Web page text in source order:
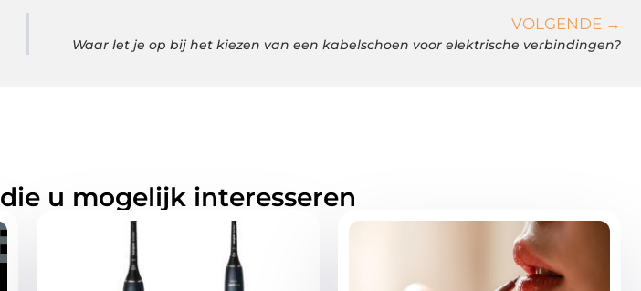
VOLGENDE →
Waar let je op bij het kiezen van een kabelschoen voor elektrische verbindingen?
die u mogelijk interesseren